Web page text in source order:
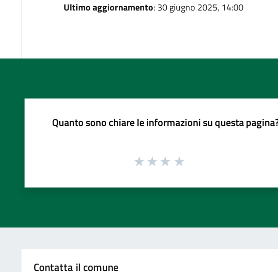
Ultimo aggiornamento: 30 giugno 2025, 14:00
Quanto sono chiare le informazioni su questa
Contatta il comune